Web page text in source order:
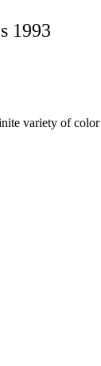
1993
variety of